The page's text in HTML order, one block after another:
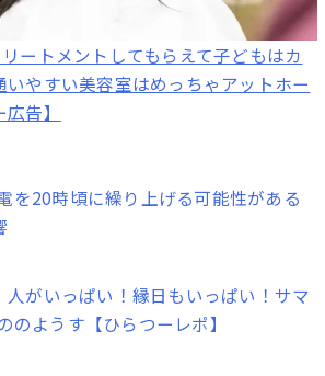
ートメントしてもらえて子どもはカ
いやすい美容室はめっちゃアットホー
告】
を20時頃に繰り上げる可能性がある
人がいっぱい！縁日もいっぱい！サマ
のようす【ひらつーレポ】